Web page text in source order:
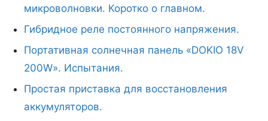
микроволновки. Коротко о главном.
Гибридное реле постоянного напряжения.
Портативная солнечная панель «DOKIO 18V
200W». Испытания.
Простая приставка для восстановления
аккумуляторов.